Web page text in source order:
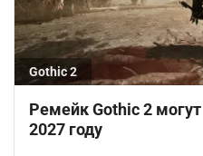
Gothic 2
Ремейк Gothic 2
2027 году